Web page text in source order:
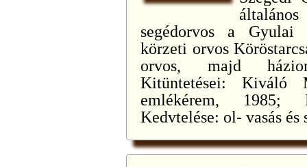
segédorvos a Gyulai
körzeti orvos
orvos, majd
Kitüntetései: Kiváló
emlékérem, 1985;
Kedvtelése: ol- vasás